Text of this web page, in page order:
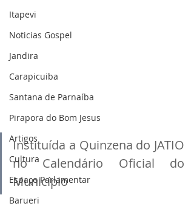
Itapevi
Noticias Gospel
Jandira
Carapicuiba
Santana de Parnaíba
Pirapora do Bom Jesus
Artigos
Cultura
Espaço Parlamentar
Barueri
Instituída a Quinzena do JATIO
no Calendário Oficial do
Município